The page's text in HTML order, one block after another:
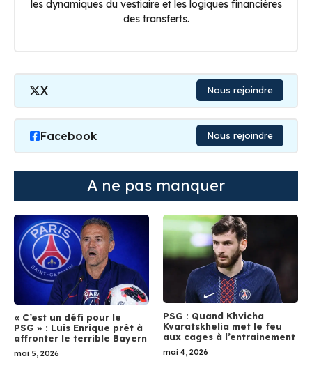
les dynamiques du vestiaire et les logiques financières
des transferts.
X Nous rejoindre
Facebook Nous rejoindre
A ne pas manquer
« C’est un défi pour le
PSG » : Luis Enrique prêt à
affronter le terrible Bayern
mai 5, 2026
PSG : Quand Khvicha
Kvaratskhelia met le feu
aux cages à l’entrainement
mai 4, 2026